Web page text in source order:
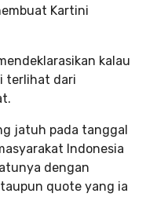
Kartini
kalau
terlihat dari
jatuh pada tanggal
Indonesia
dengan
quote yang ia